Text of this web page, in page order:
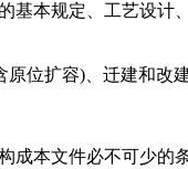
基本规定、工艺设
位扩容)、迁建和改
成本文件必不可少